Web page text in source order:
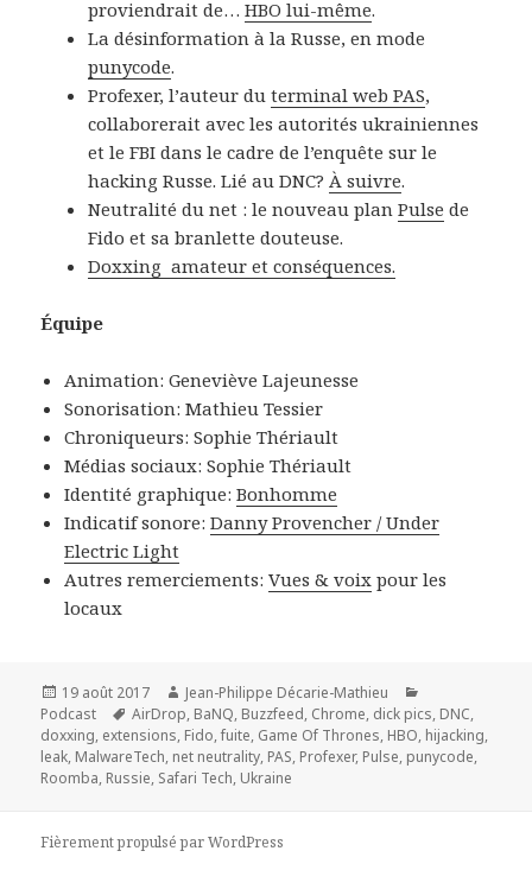
proviendrait de…HBO lui-même.
La désinformation à la Russe, en mode
punycode.
Profexer, l’auteur duterminal web PAS,
collaborerait avec les autorités ukrainiennes
et le FBI dans le cadre de l’enquête sur le
hacking Russe. Lié au DNC? À suivre.
Neutralité du net : le nouveau planPulse de
Fido et sa branlette douteuse.
Doxxing amateur et conséquences.
Équipe
Animation: Geneviève Lajeunesse
Sonorisation: Mathieu Tessier
Chroniqueurs: Sophie Thériault
Médias sociaux: Sophie Thériault
Identité graphique:Bonhomme
Indicatif sonore:Danny Provencher / Under
Electric Light
Autres remerciements:Vues & voix pour les
locaux
Publié
le
19 août 2017 Auteur
Jean-Philippe Décarie-Mathieu
Podcast
Mots-
clés
AirDrop, BaNQ, Buzzfeed, Chrome, dick pics, DNC,
doxxing, extensions, Fido,fuite, Game Of Thrones, HBO, hijacking,
leak, MalwareTech, net neutrality, PAS, Profexer, Pulse, punycode,
Roomba, Russie, Safari Tech, Ukraine
Fièrement propulsé par WordPress